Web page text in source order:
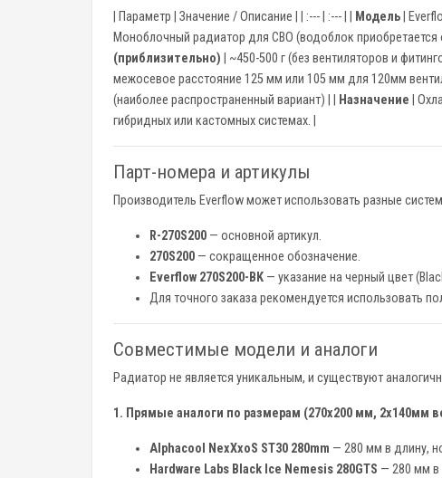
| Параметр | Значение / Описание | | :--- | :--- | | Модель |
Моноблочный радиатор для СВО (водоблок приобретается
(приблизительно) | ~450-500 г (без вентиляторов и
межосевое расстояние 125 мм или 105 мм для 120мм
(наиболее распространенный вариант) | |
Назначение |
гибридных или кастомных системах. |
Парт-номера и артикулы
Производитель Everflow может использовать разные
R-270S200 — основной артикул.
270S200 — сокращенное обозначение.
Everflow 270S200-BK — указание на черный цвет
Для точного заказа рекомендуется использовать
Совместимые модели и аналоги
Радиатор не является уникальным, и существуют
1. Прямые аналоги по размерам (270x200 мм, 2x140мм
Alphacool NexXxoS ST30 280mm — 280 мм в длину,
Hardware Labs Black Ice Nemesis 280GTS — 280 мм в